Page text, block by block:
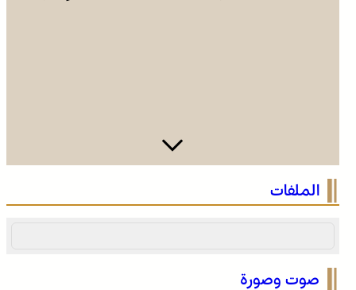
عالميا
الملفات
صوت وصورة